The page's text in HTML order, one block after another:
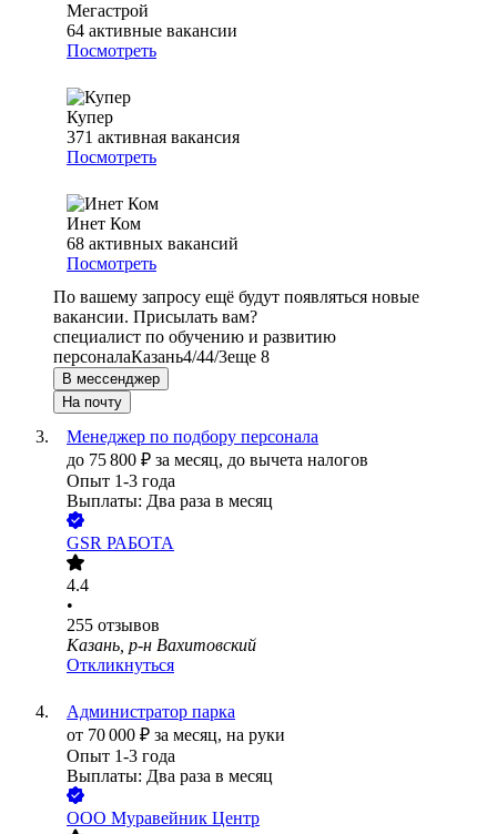
Мегастрой
64 активные вакансии
Посмотреть
Купер
371 активная вакансия
Посмотреть
Инет Ком
68 активных вакансий
Посмотреть
По вашему запросу ещё будут появляться новые
вакансии. Присылать вам?
специалист по обучению и развитию
персоналаКазань4/44/3еще 8
В мессенджер
На почту
Менеджер по подбору персонала
до 75 800 ₽ за месяц, до вычета налогов
Опыт 1-3 года
Выплаты: Два раза в месяц
GSR РАБОТА
4.4
•
255 отзывов
Казань, р-н Вахитовский
Откликнуться
Администратор парка
от 70 000 ₽ за месяц, на руки
Опыт 1-3 года
Выплаты: Два раза в месяц
ООО Муравейник Центр